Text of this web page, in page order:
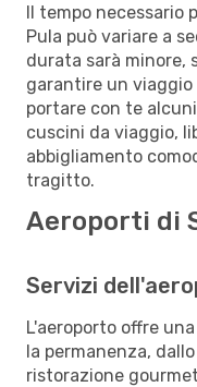
Il tempo necessario
Pula può variare a
durata sarà minore,
garantire un
portare con te
cuscini da viaggio,
abbigliamento
tragitto.
Aeroporti di
Servizi
L'aeroporto offre
la permanenza,
ristorazione